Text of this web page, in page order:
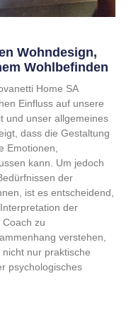
Wohndesign,
Wohlbefinden
Home SA
Einfluss auf unsere
und unser allgemeines
dass die Gestaltung
Emotionen,
kann. Um jedoch
der
ist es entscheidend,
der
zu
verstehen,
nur praktische
psychologisches